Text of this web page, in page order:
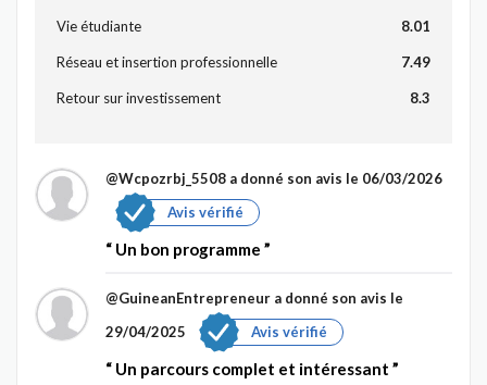
Vie étudiante 8.01
Réseau et insertion professionnelle 7.49
Retour sur investissement 8.3
@Wcpozrbj_5508 a donné son avis le 06/03/2026
Avis vérifié
Un bon programme
@GuineanEntrepreneur a donné son avis le
29/04/2025
Avis vérifié
Un parcours complet et intéressant